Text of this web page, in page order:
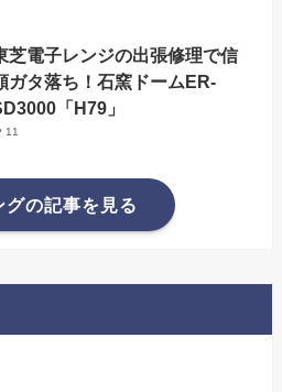
芝電子レンジの出張修理で信
ガタ落ち！石窯ドームER-
「H79」
11
グの記事を見る